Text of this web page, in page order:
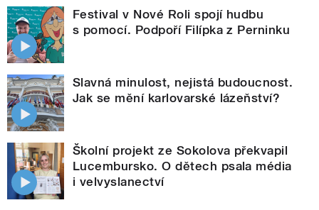
Festival v Nové Roli spojí hudbu
s pomocí. Podpoří Filípka z Perninku
Slavná minulost, nejistá budoucnost.
Jak se mění karlovarské lázeňství?
Školní projekt ze Sokolova překvapil
Lucembursko. O dětech psala média
i velvyslanectví